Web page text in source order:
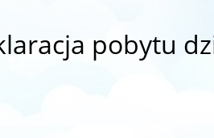
SEARCH
pobytu